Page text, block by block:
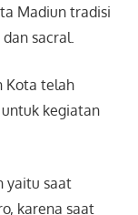
Madiun tradisi
sacral.
Kota telah
kegiatan
yaitu saat
karena saat